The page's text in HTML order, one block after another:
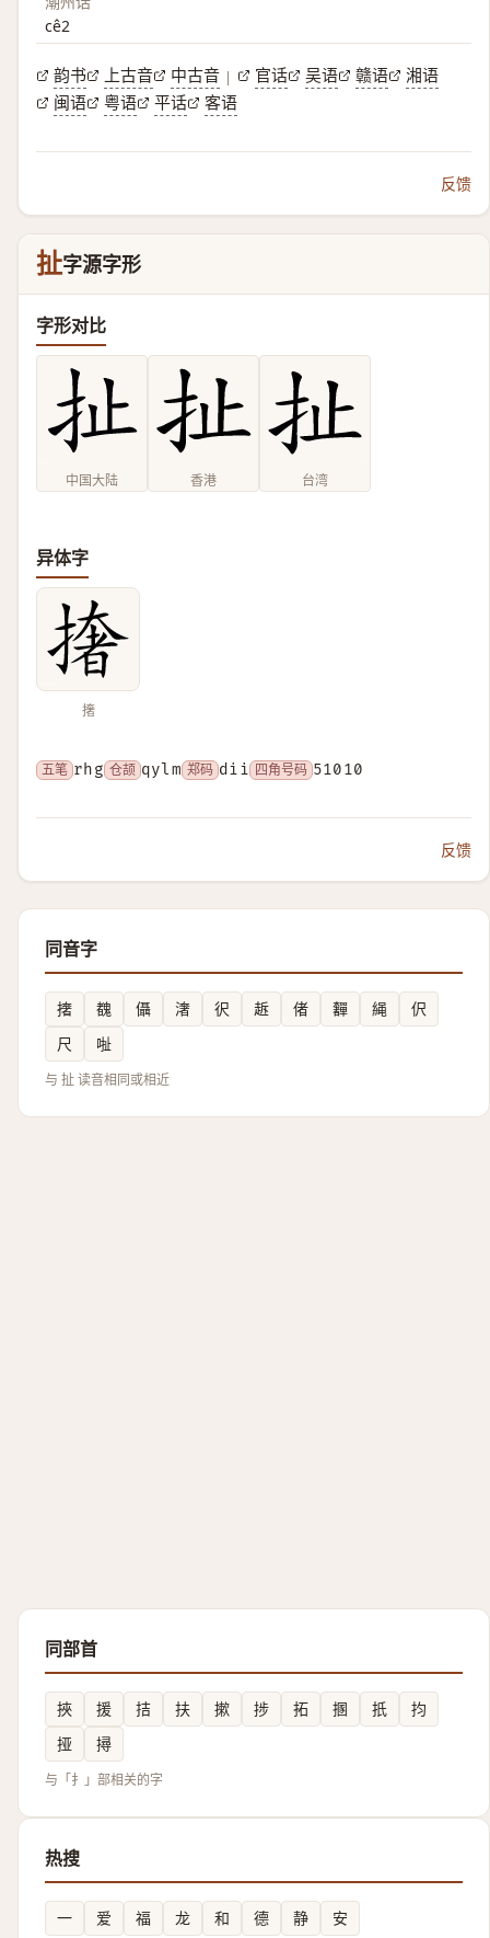
cê2
韵书 上古音 中古音 | 官话 吴语 赣语
湘语
闽语
粤语 平话 客语
反馈
扯字源字形
字形对比
中国大陆 香港 台湾
异体字
撦
五笔 rhg 仓颉 qylm 郑码 dii 四角号码 51010
反馈
同音字
撦 䰩 㒤 㵔 鿈 䞣 偖 奲 䋲
伬
尺
𠳏
与 扯 读音相同或相近
同部首
挾 援 拮 扶 摗 捗 拓 㨡 扺
抣
挜
撏
与「扌」部相关的字
热搜
一 爱 福 龙 和 德 静 安